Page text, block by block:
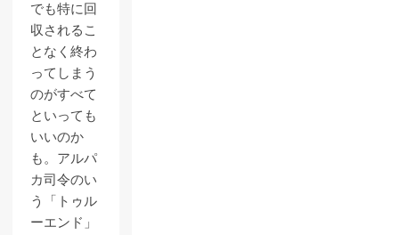
でも特に回
収されるこ
となく終わ
ってしまう
のがすべて
といっても
いいのか
も。アルパ
カ司令のい
う「トゥル
ーエンド」